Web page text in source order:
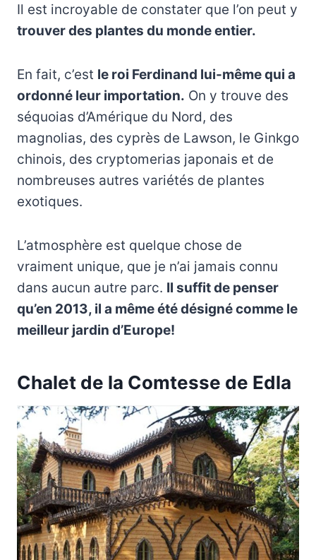
Il est incroyable de constater que l’on peut y
trouver des plantes du monde entier.
En fait, c’est le roi Ferdinand lui-même qui a
ordonné leur importation. On y trouve des
séquoias d’Amérique du Nord, des
magnolias, des cyprès de Lawson, le Ginkgo
chinois, des cryptomerias japonais et de
nombreuses autres variétés de plantes
exotiques.
L’atmosphère est quelque chose de
vraiment unique, que je n’ai jamais connu
dans aucun autre parc. Il suffit de penser
qu’en 2013, il a même été désigné comme le
meilleur jardin d’Europe!
Chalet de la Comtesse de Edla